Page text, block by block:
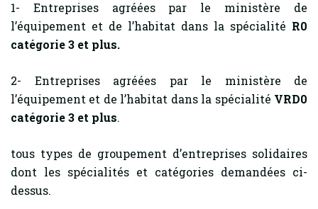
1- Entreprises agréées par le ministère de
l’équipement et de l’habitat dans la spécialité R0
catégorie 3 et plus.
2- Entreprises agréées par le ministère de
l’équipement et de l’habitat dans la spécialité VRD0
catégorie 3 et plus.
tous types de groupement d’entreprises solidaires
dont les spécialités et catégories demandées ci-
dessus.